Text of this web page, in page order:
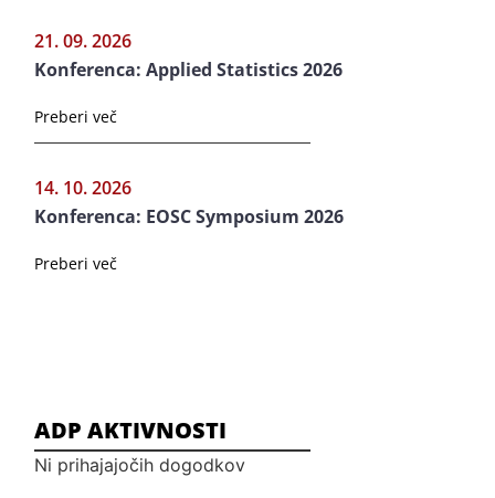
21. 09. 2026
Konferenca: Applied Statistics 2026
Preberi več
14. 10. 2026
Konferenca: EOSC Symposium 2026
Preberi več
ADP AKTIVNOSTI
Ni prihajajočih dogodkov